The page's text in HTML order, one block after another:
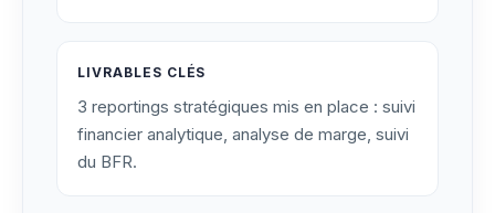
LIVRABLES CLÉS
3 reportings stratégiques mis en place : suivi
financier analytique, analyse de marge, suivi
du BFR.